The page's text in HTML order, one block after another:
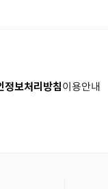
정보처리방침이용안내